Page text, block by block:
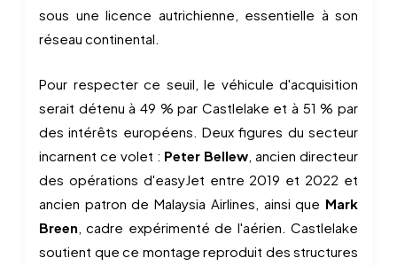
sous une licence autrichienne, essentielle à son
réseau continental.
Pour respecter ce seuil, le véhicule d'acquisition
serait détenu à 49 % par Castlelake et à 51 % par
des intérêts européens. Deux figures du secteur
incarnent ce volet : Peter Bellew, ancien directeur
des opérations d'easyJet entre 2019 et 2022 et
ancien patron de Malaysia Airlines, ainsi que Mark
Breen, cadre expérimenté de l'aérien. Castlelake
soutient que ce montage reproduit des structures